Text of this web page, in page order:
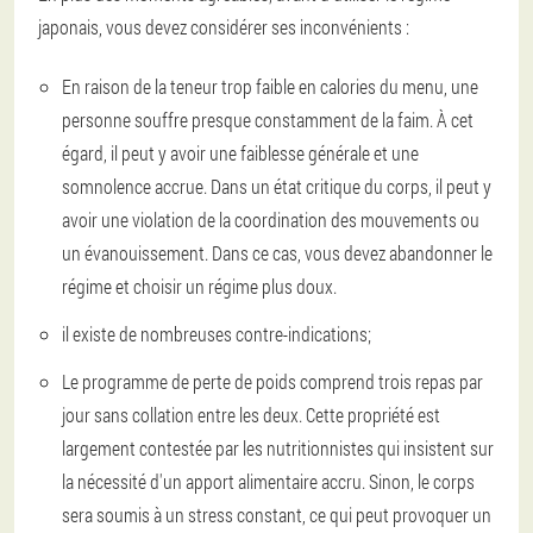
japonais, vous devez considérer ses inconvénients :
En raison de la teneur trop faible en calories du menu, une
personne souffre presque constamment de la faim. À cet
égard, il peut y avoir une faiblesse générale et une
somnolence accrue. Dans un état critique du corps, il peut y
avoir une violation de la coordination des mouvements ou
un évanouissement. Dans ce cas, vous devez abandonner le
régime et choisir un régime plus doux.
il existe de nombreuses contre-indications;
Le programme de perte de poids comprend trois repas par
jour sans collation entre les deux. Cette propriété est
largement contestée par les nutritionnistes qui insistent sur
la nécessité d'un apport alimentaire accru. Sinon, le corps
sera soumis à un stress constant, ce qui peut provoquer un